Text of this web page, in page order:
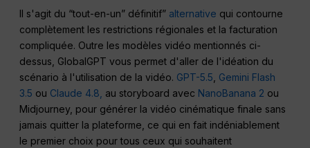
Il s'agit du “tout-en-un” définitif” alternative qui contourne
complètement les restrictions régionales et la facturation
compliquée. Outre les modèles vidéo mentionnés ci-
dessus, GlobalGPT vous permet d'aller de l'idéation du
scénario à l'utilisation de la vidéo. GPT-5.5 Gemini Flash
3.5 ou Claude 4.8, au storyboard avec NanoBanana 2 ou
Midjourney, pour générer la vidéo cinématique finale sans
jamais quitter la plateforme, ce qui en fait indéniablement
le premier choix pour tous ceux qui souhaitent